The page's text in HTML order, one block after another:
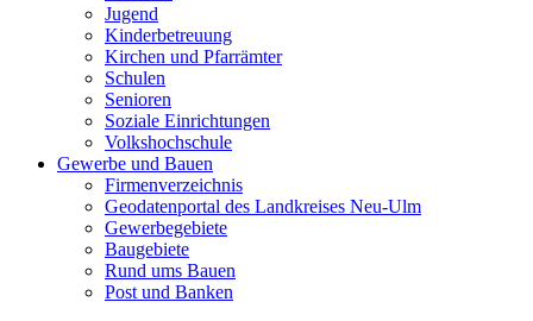
Jugend
Kinderbetreuung
Kirchen und Pfarrämter
Schulen
Senioren
Soziale Einrichtungen
Volkshochschule
Gewerbe und Bauen
Firmenverzeichnis
Geodatenportal des Landkreises Neu-Ulm
Gewerbegebiete
Baugebiete
Rund ums Bauen
Post und Banken